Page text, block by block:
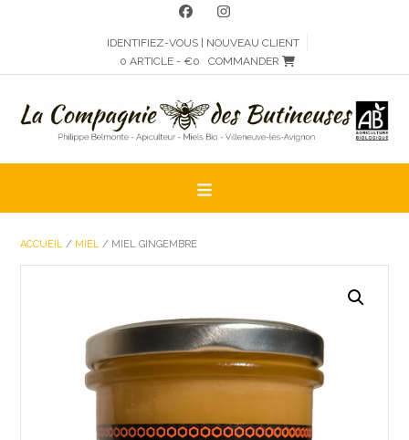
IDENTIFIEZ-VOUS | NOUVEAU CLIENT
0 ARTICLE - €0
COMMANDER
ACCUEIL / MIEL / MIEL GINGEMBRE